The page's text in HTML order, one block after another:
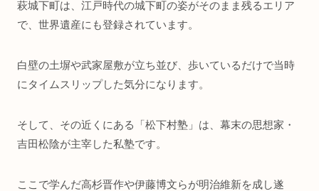
萩城下町は、江戸時代の城下町の姿がそのまま残るエリア
で、世界遺産にも登録されています。
白壁の土塀や武家屋敷が立ち並び、歩いているだけで当時
にタイムスリップした気分になります。
そして、その近くにある「松下村塾」は、幕末の思想家・
吉田松陰が主宰した私塾です。
ここで学んだ高杉晋作や伊藤博文らが明治維新を成し遂